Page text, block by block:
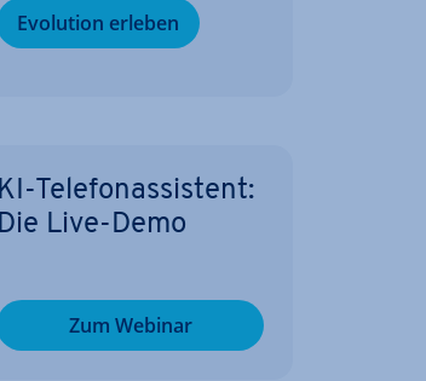
Evolution erleben
KI-Te­le­fon­as­sis­tent:
Die Live-Demo
Zum Webinar